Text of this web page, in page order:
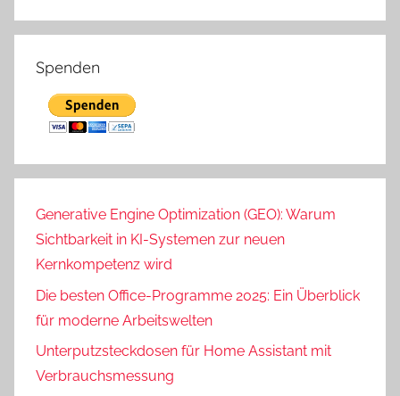
Spenden
Generative Engine Optimization (GEO): Warum
Sichtbarkeit in KI-Systemen zur neuen
Kernkompetenz wird
Die besten Office-Programme 2025: Ein Überblick
für moderne Arbeitswelten
Unterputzsteckdosen für Home Assistant mit
Verbrauchsmessung